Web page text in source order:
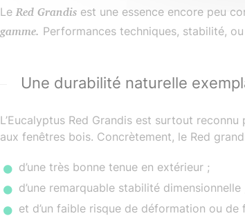
LeRed Grandis est une essence encore peu
gamme. Performances techniques, stabilité,
Une durabilité naturelle
L’Eucalyptus Red Grandis est surtout reconnu
aux fenêtres bois. Concrètement, le Red
d’une très bonne tenue en extérieur ;
d’une remarquable stabilité dimensionnelle
et d’un faible risque de déformation ou de